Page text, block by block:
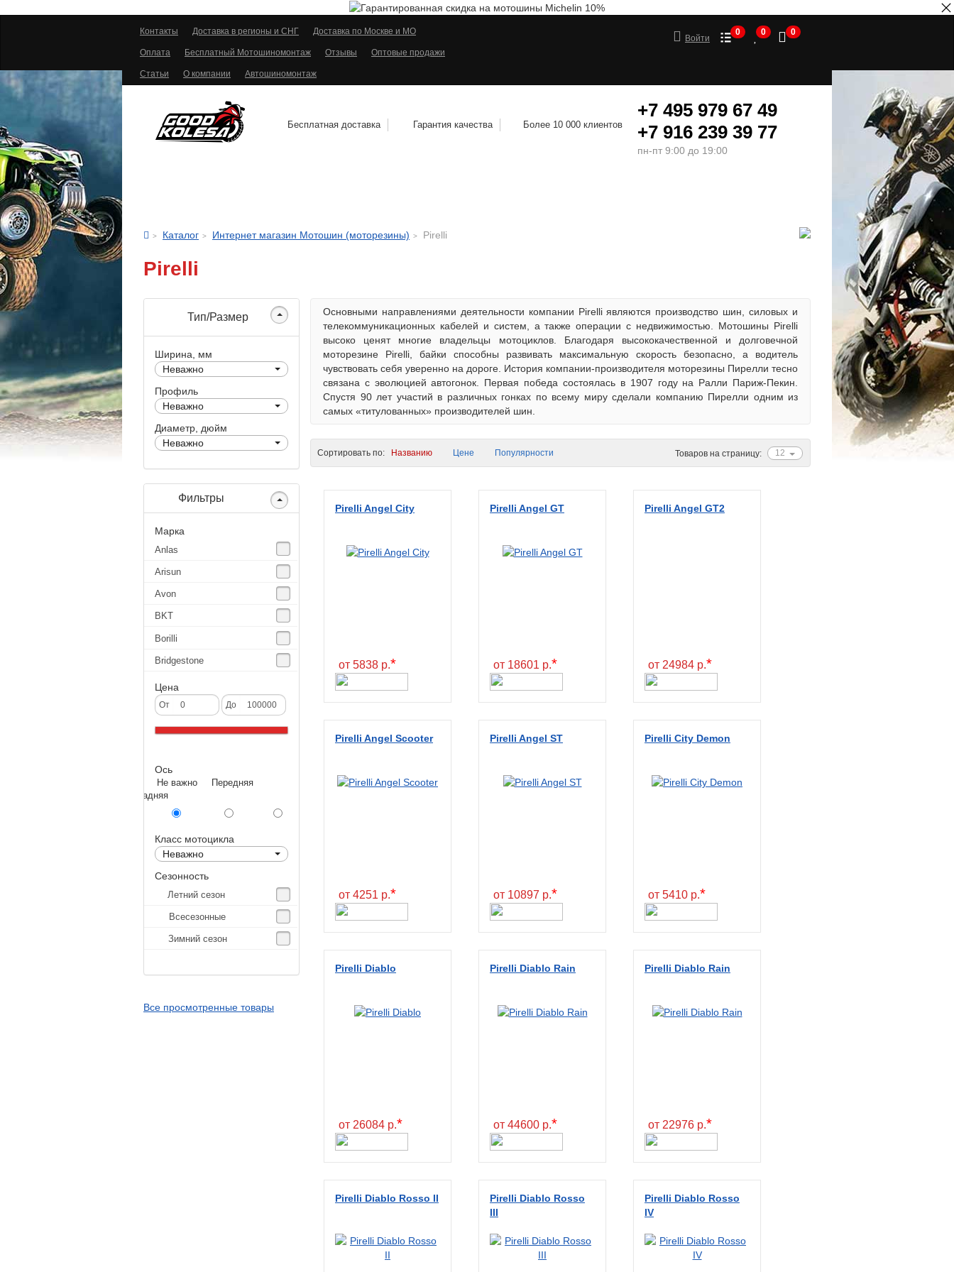
Контакты Доставка в регионы и СНГ Доставка по Москве и МО
Оплата Бесплатный Мотошиномонтаж Отзывы Оптовые продажи
Статьи О компании Автошиномонтаж
Войти
0 0 0
Бесплатная доставка Гарантия качества Более 10 000 клиентов
+7 495 979 67 49
+7 916 239 39 77
пн-пт 9:00 до 19:00
Каталог Интернет магазин Мотошин (моторезины) Pirelli
Pirelli
Тип/Размер
Ширина, мм
Неважно
Профиль
Неважно
Диаметр, дюйм
Неважно
Фильтры
Марка
Anlas
Arisun
Avon
BKT
Borilli
Bridgestone
Continental
CST
Deestone
Excel
Forerunner
GoldenTyre
Gummy
Heidenau
IRC
Maxxis
Цена
От До
Ось
Не важно Передняя
Задняя
Класс мотоцикла
Неважно
Сезонность
Летний сезон
Всесезонные
Зимний сезон
Все просмотренные товары
Основными направлениями деятельности компании Pirelli являются производство шин, силовых и
телекоммуникационных кабелей и систем, а также операции с недвижимостью. Мотошины Pirelli
высоко ценят многие владельцы мотоциклов. Благодаря высококачественной и долговечной
моторезине Pirelli, байки способны развивать максимальную скорость безопасно, а водитель
чувствовать себя уверенно на дороге. История компании-производителя моторезины Пирелли тесно
связана с эволюцией автогонок. Первая победа состоялась в 1907 году на Ралли Париж-Пекин.
Спустя 90 лет участий в различных гонках по всему миру сделали компанию Пирелли одним из
самых «титулованных» производителей шин.
12
Товаров на страницу:
Сортировать по: Названию Цене Популярности
Pirelli Angel City
от 5838 р.*
Pirelli Angel GT
от 18601 р.*
Pirelli Angel GT2
от 24984 р.*
Pirelli Angel Scooter
от 4251 р.*
Pirelli Angel ST
от 10897 р.*
Pirelli City Demon
от 5410 р.*
Pirelli Diablo
от 26084 р.*
Pirelli Diablo Rain
от 44600 р.*
Pirelli Diablo Rain
от 22976 р.*
Pirelli Diablo Rosso II
Pirelli Diablo Rosso
III
Pirelli Diablo Rosso
IV